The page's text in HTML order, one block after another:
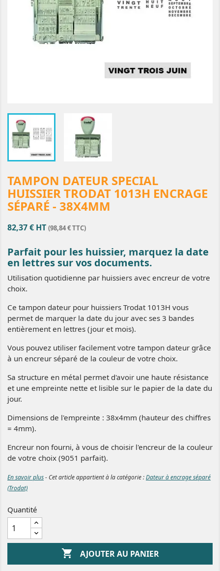
TAMPON DATEUR SPECIAL
HUISSIER TRODAT 1013H ENCRAGE
SÉPARÉ - 38X4MM
82,37 € HT (98,84 € TTC)
Parfait pour les huissier, marquez la date
en lettres sur vos documents.
Utilisation quotidienne par huissiers avec encreur de votre
choix.
Ce tampon dateur pour huissiers Trodat 1013H vous
permet de marquer la date du jour avec ses 3 bandes
entièrement en lettres (jour et mois).
Vous pouvez utiliser facilement votre tampon dateur grâce
à un encreur séparé de la couleur de votre choix.
Sa structure en métal permet d'avoir une haute résistance
et une empreinte nette et lisible sur le papier de la date du
jour.
Dimensions de l'empreinte : 38x4mm (hauteur des chiffres
= 4mm).
Encreur non fourni, à vous de choisir l'encreur de la couleur
de votre choix (9051 parfait).
En savoir plus- Cet article appartient à la catégorie :Dateur à encrage séparé
(Trodat)
Quantité
 AJOUTER AU PANIER